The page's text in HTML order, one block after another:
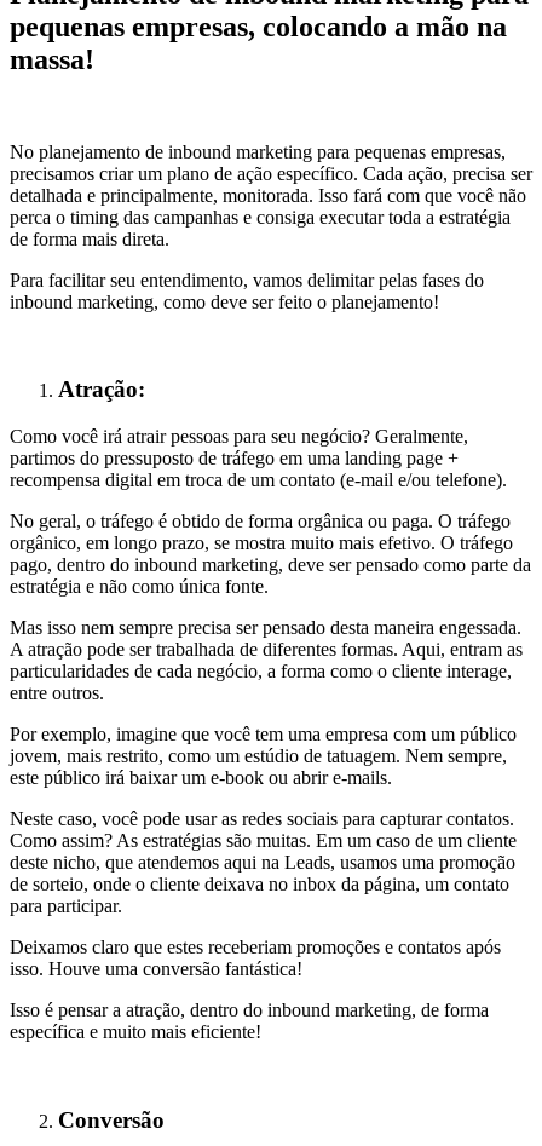
pequenas empresas, colocando a mão na
massa!
No planejamento de inbound marketing para pequenas empresas,
precisamos criar um plano de ação específico. Cada ação, precisa ser
detalhada e principalmente, monitorada. Isso fará com que você não
perca o timing das campanhas e consiga executar toda a estratégia
de forma mais direta.
Para facilitar seu entendimento, vamos delimitar pelas fases do
inbound marketing, como deve ser feito o planejamento!
Atração:
Como você irá atrair pessoas para seu negócio? Geralmente,
partimos do pressuposto de tráfego em uma landing page +
recompensa digital em troca de um contato (e-mail e/ou telefone).
No geral, o tráfego é obtido de forma orgânica ou paga. O tráfego
orgânico, em longo prazo, se mostra muito mais efetivo. O tráfego
pago, dentro do inbound marketing, deve ser pensado como parte da
estratégia e não como única fonte.
Mas isso nem sempre precisa ser pensado desta maneira engessada.
A atração pode ser trabalhada de diferentes formas. Aqui, entram as
particularidades de cada negócio, a forma como o cliente interage,
entre outros.
Por exemplo, imagine que você tem uma empresa com um público
jovem, mais restrito, como um estúdio de tatuagem. Nem sempre,
este público irá baixar um e-book ou abrir e-mails.
Neste caso, você pode usar as redes sociais para capturar contatos.
Como assim? As estratégias são muitas. Em um caso de um cliente
deste nicho, que atendemos aqui na Leads, usamos uma promoção
de sorteio, onde o cliente deixava no inbox da página, um contato
para participar.
Deixamos claro que estes receberiam promoções e contatos após
isso. Houve uma conversão fantástica!
Isso é pensar a atração, dentro do inbound marketing, de forma
específica e muito mais eficiente!
Conversão